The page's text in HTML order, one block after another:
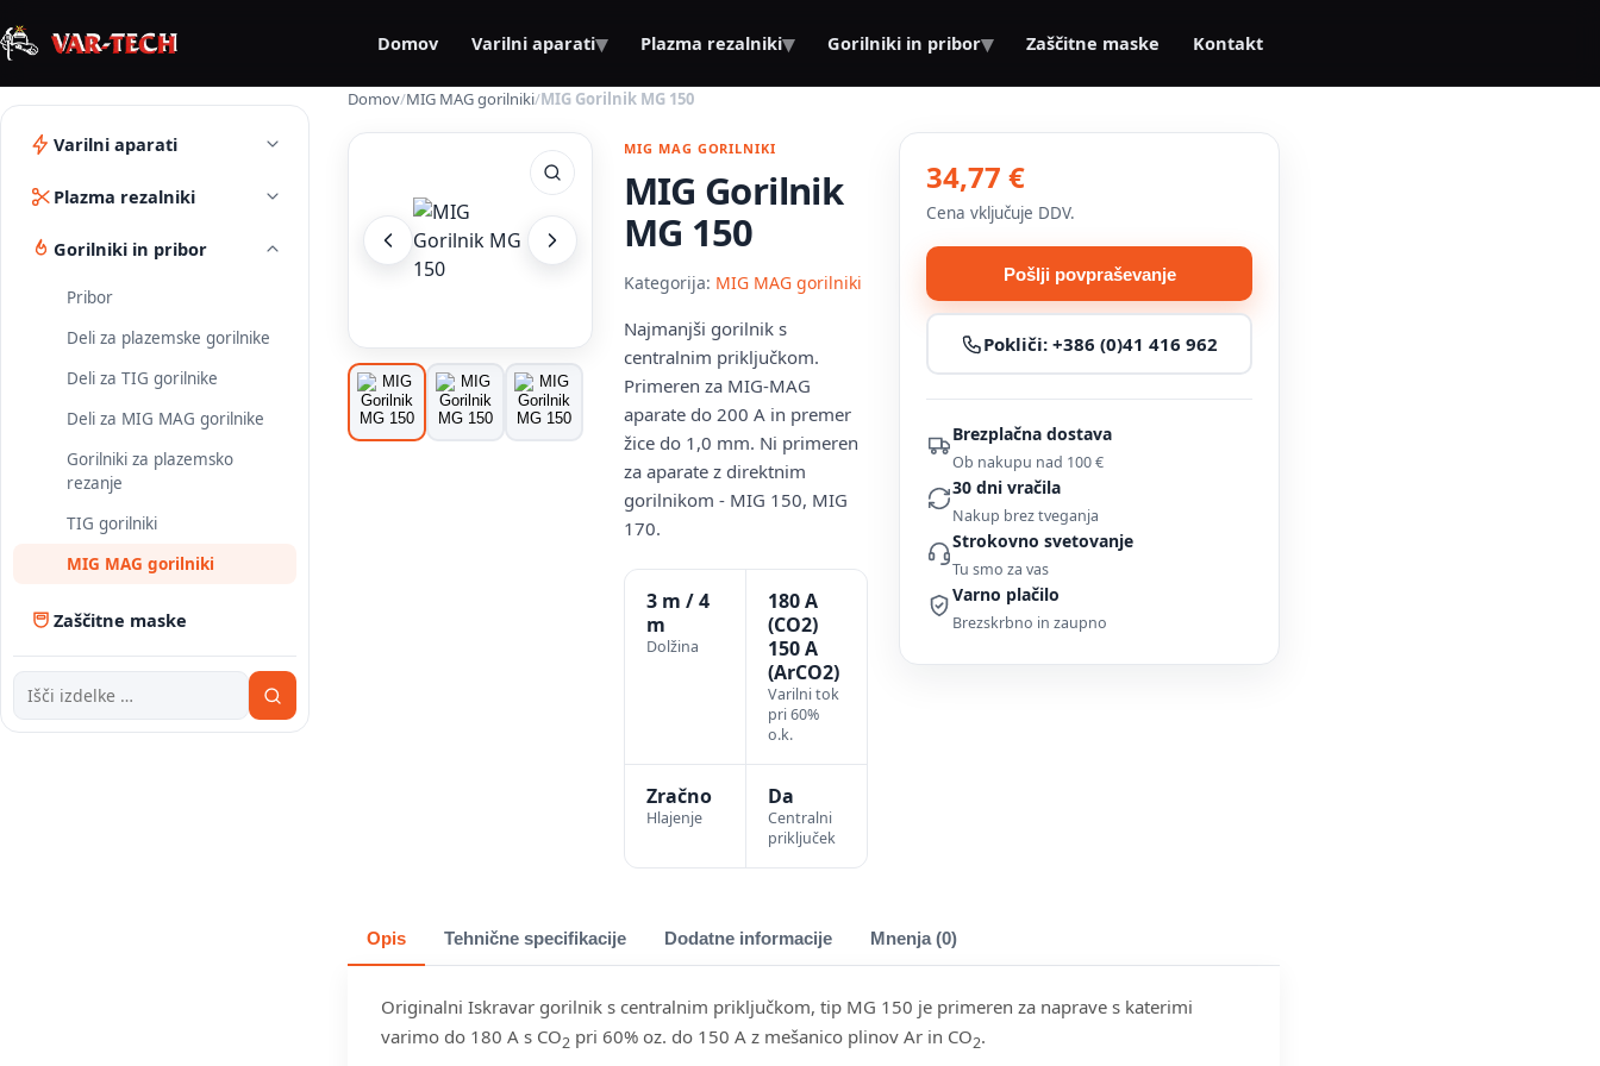
Domov Varilni aparati▾ Plazma rezalniki▾ Gorilniki in pribor▾ Zaščitne maske Kontakt
Varilni aparati
Plazma rezalniki
Gorilniki in pribor
Pribor
Deli za plazemske gorilnike
Deli za TIG gorilnike
Deli za MIG MAG gorilnike
Gorilniki za plazemsko
rezanje
TIG gorilniki
MIG MAG gorilniki
Zaščitne maske
Domov/MIG MAG gorilniki/MIG Gorilnik MG 150
MIG MAG GORILNIKI
MIG Gorilnik
MG 150
Kategorija: MIG MAG gorilniki
Najmanjši gorilnik s
centralnim priključkom.
Primeren za MIG-MAG
aparate do 200 A in premer
žice do 1,0 mm. Ni primeren
za aparate z direktnim
gorilnikom - MIG 150, MIG
170.
3 m / 4
m
Dolžina
180 A
(CO2)
150 A
(ArCO2)
Varilni tok
pri 60%
o.k.
Zračno
Hlajenje
Da
Centralni
priključek
34,77 €
Cena vključuje DDV.
Pošlji povpraševanje
Pokliči: +386 (0)41 416 962
Brezplačna dostava
Ob nakupu nad 100 €
30 dni vračila
Nakup brez tveganja
Strokovno svetovanje
Tu smo za vas
Varno plačilo
Brezskrbno in zaupno
Opis Tehnične specifikacije Dodatne informacije Mnenja (0)
Originalni Iskravar gorilnik s centralnim priključkom, tip MG 150 je primeren za naprave s katerimi
varimo do 180 A s CO2 pri 60% oz. do 150 A z mešanico plinov Ar in CO2.